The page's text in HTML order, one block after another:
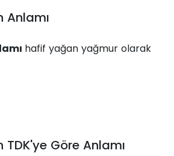
Anlamı
hafif yağan yağmur olarak
Göre Anlamı